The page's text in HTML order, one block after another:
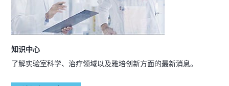
知识中心
了解实验室科学、治疗领域以及雅培创新方面的最新消息。